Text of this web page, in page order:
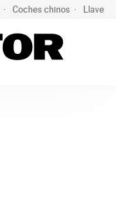
Coches chinos Llaves